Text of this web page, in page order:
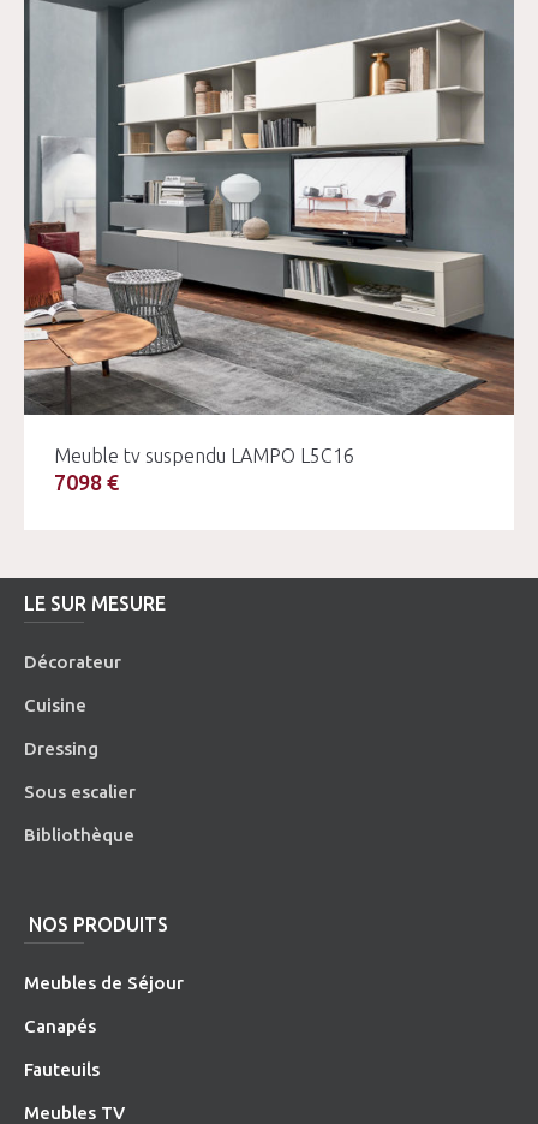
Meuble tv suspendu LAMPO L5C16
7098 €
LE SUR MESURE
Décorateur
Cuisine
Dressing
Sous escalier
Bibliothèque
NOS PRODUITS
Meubles de Séjour
Canapés
Fauteuils
Meubles TV